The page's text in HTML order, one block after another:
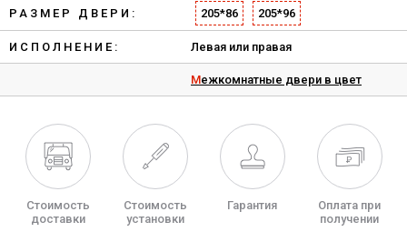
РАЗМЕР ДВЕРИ: 205*86 205*96
ИСПОЛНЕНИЕ: Левая или правая
Межкомнатные двери в цвет
Стоимость
доставки
Стоимость
установки
Гарантия
Оплата при
получении